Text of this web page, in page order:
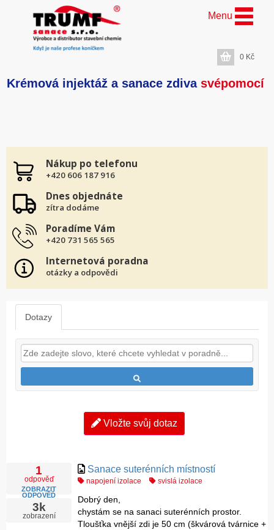
Krémová injektáž a sanace zdiva svépomocí
Menu
0 Kč
Nákup po telefonu
+420 606 187 916
Dnes objednáte
zítra dodáme
Poradíme Vám
+420 731 565 565
Internetová poradna
otázky a odpovědi
Dotazy
Vložte svůj dotaz
1
odpověď
ZOBRAZIT
ODPOVĚĎ
3k
zobrazení
Sanace suterénních místností
napojení izolace svislá izolace
Dobrý den,
chystám se na sanaci suterénních prostor.
Tloušťka vnější zdi je 50 cm (škvárová tvárnice +